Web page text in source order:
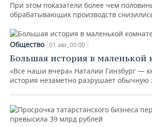
При этом показатели более чем
обрабатывающих производств
Общество 01 авг, 00:00
Большая история в маленькой
«Все наши вчера» Наталии Гинзбург —
история незаметно разрушает обычную